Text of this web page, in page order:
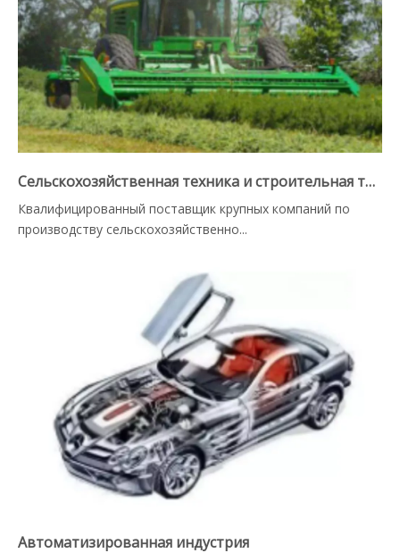
Сельскохозяйственная техника и строительная техника
Квалифицированный поставщик крупных компаний по
производству сельскохозяйственно...
Автоматизированная индустрия